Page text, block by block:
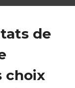
de
choix